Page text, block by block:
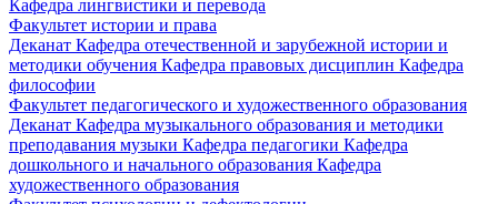
Кафедра лингвистики и перевода
Факультет истории и права
Деканат Кафедра отечественной и зарубежной истории и
методики обучения Кафедра правовых дисциплин Кафедра
философии
Факультет педагогического и художественного образования
Деканат Кафедра музыкального образования и методики
преподавания музыки Кафедра педагогики Кафедра
дошкольного и начального образования Кафедра
художественного образования